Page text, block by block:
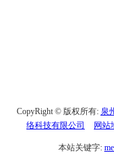
CopyRight © 版权所有: 泉
络科技有限公司
网站
本站关键字: